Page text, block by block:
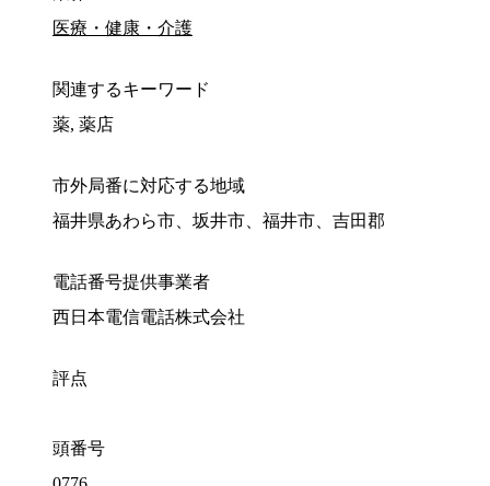
医療・健康・介護
関連するキーワード
薬, 薬店
市外局番に対応する地域
福井県あわら市、坂井市、福井市、吉田郡
電話番号提供事業者
西日本電信電話株式会社
評点
頭番号